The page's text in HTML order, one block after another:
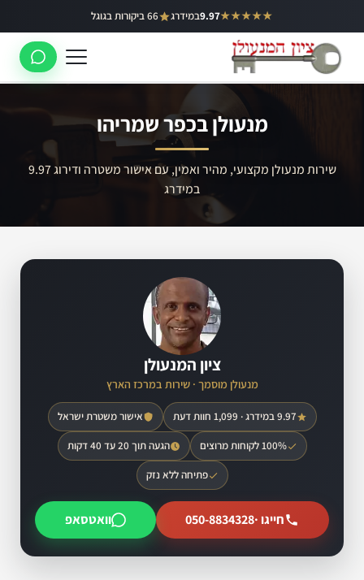
לתוכן
★★★★★
9.97במידרג 66 ביקורות בגוגל באר יעקב
ראשון לציון
רמלה
מנעולן בכפר שמריהו
שירות מנעולן מקצועי, מהיר ואמין, עם אישור משטרה ודירוג 9.97
במידרג
ציון המנעולן
מנעולן מוסמך · שירות במרכז הארץ
9.97 במידרג · 1,099 חוות דעת אישור משטרת ישראל
100% לקוחות מרוצים הגעה תוך 20 עד 40 דקות
פתיחה ללא נזק
חייגו ·050-8834328 וואטסאפ